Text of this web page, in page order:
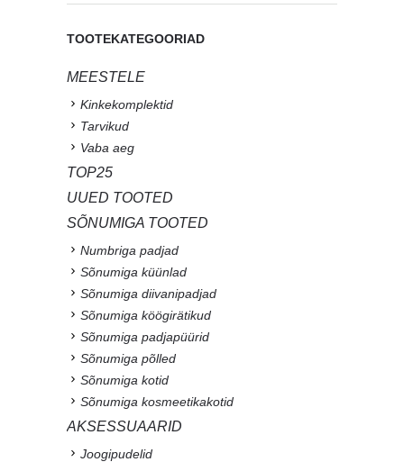
TOOTEKATEGOORIAD
MEESTELE
Kinkekomplektid
Tarvikud
Vaba aeg
TOP25
UUED TOOTED
SÕNUMIGA TOOTED
Numbriga padjad
Sõnumiga küünlad
Sõnumiga diivanipadjad
Sõnumiga köögirätikud
Sõnumiga padjapüürid
Sõnumiga põlled
Sõnumiga kotid
Sõnumiga kosmeetikakotid
AKSESSUAARID
Joogipudelid